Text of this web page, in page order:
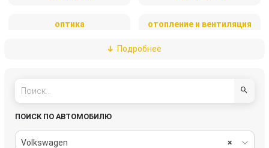
оптика отопление и вентиляция
пассивная безопасность
система охлаждения
стеклоочистители топливная система
Подробнее
ПОИСК ПО АВТОМОБИЛЮ
×
Volkswagen